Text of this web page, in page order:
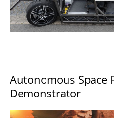
Autonomous Space
Demonstrator